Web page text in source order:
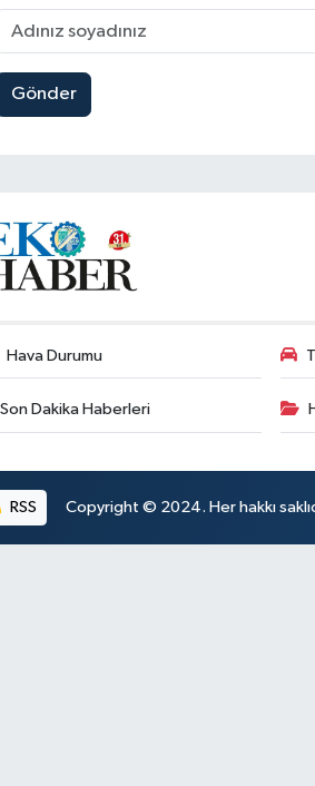
Gönder
Hava Durumu
Son Dakika Haberleri
RSS Copyright © 2024. Her hakkı